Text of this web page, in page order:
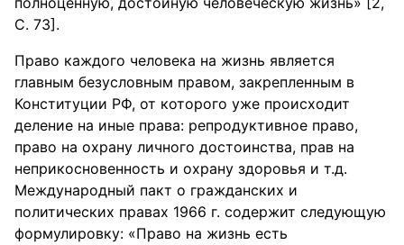
С. 73].
Право каждого человека на жизнь является
главным безусловным правом, закрепленным в
Конституции РФ, от которого уже происходит
деление на иные права: репродуктивное право,
право на охрану личного достоинства, прав на
неприкосновенность и охрану здоровья и т.д.
Международный пакт о гражданских и
политических правах 1966 г. содержит следующую
формулировку: «Право на жизнь есть